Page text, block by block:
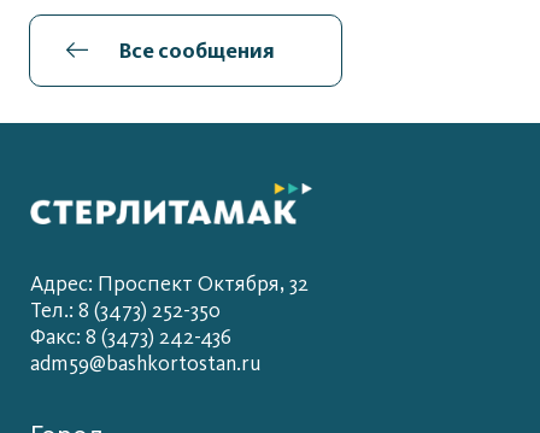
Все сообщения
Адрес: Проспект Октября, 32
Тел.: 8 (3473) 252-350
Факс: 8 (3473) 242-436
adm59@bashkortostan.ru